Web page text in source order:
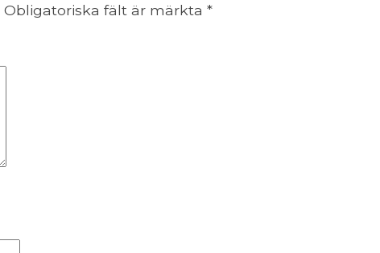
Obligatoriska fält är märkta *